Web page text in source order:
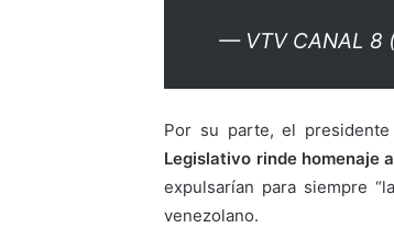
— VTV CANAL 8
Por su parte, el
Legislativo rinde homenaje
expulsarían para siempre
venezolano.